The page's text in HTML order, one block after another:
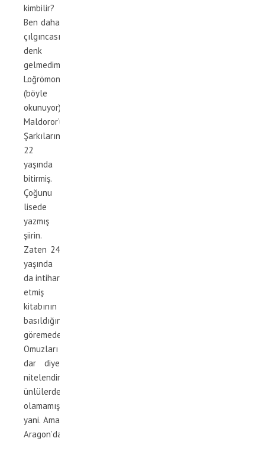
kimbilir?
Ben daha
çılgıncasına
denk
gelmedim.
Loğrömon
(böyle
okunuyor)
Maldoror’un
Şarkılarını
22
yaşında
bitirmiş.
Çoğunu
lisede
yazmış
şiirin.
Zaten 24
yaşında
da intihar
etmiş
kitabının
basıldığını
göremeden.
Omuzları
dar diye
nitelendirdiği
ünlülerden
olamamış
yani. Ama
Aragon’dan…